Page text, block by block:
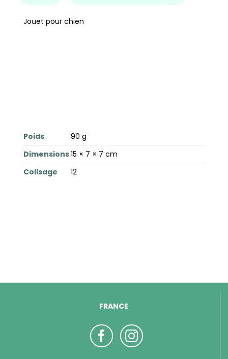
Jouet pour chien
Poids
90 g
Dimensions15 × 7 × 7 cm
Colisage
12
FRANCE